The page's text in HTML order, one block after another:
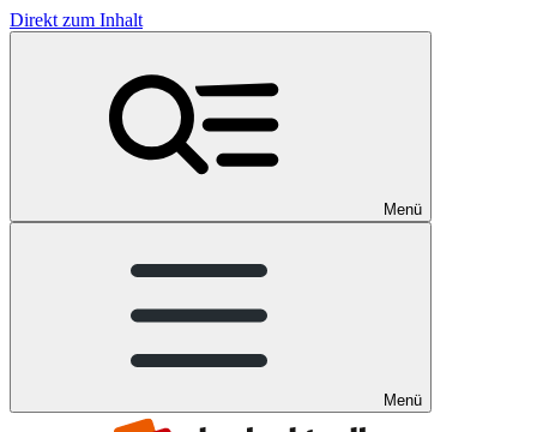
Direkt zum Inhalt
Menü
Menü